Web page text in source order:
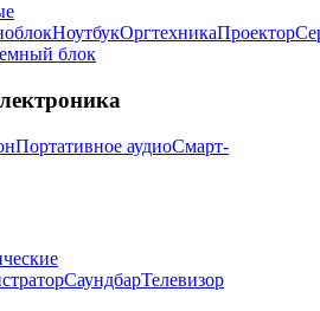
НоутбукОргтехникаПроектор
блок
Портативное аудиоСмарт-
СаундбарТелевизор